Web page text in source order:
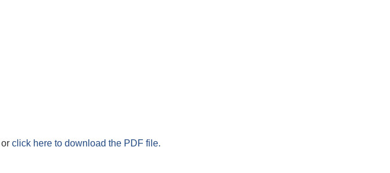
or click here to download the PDF file.